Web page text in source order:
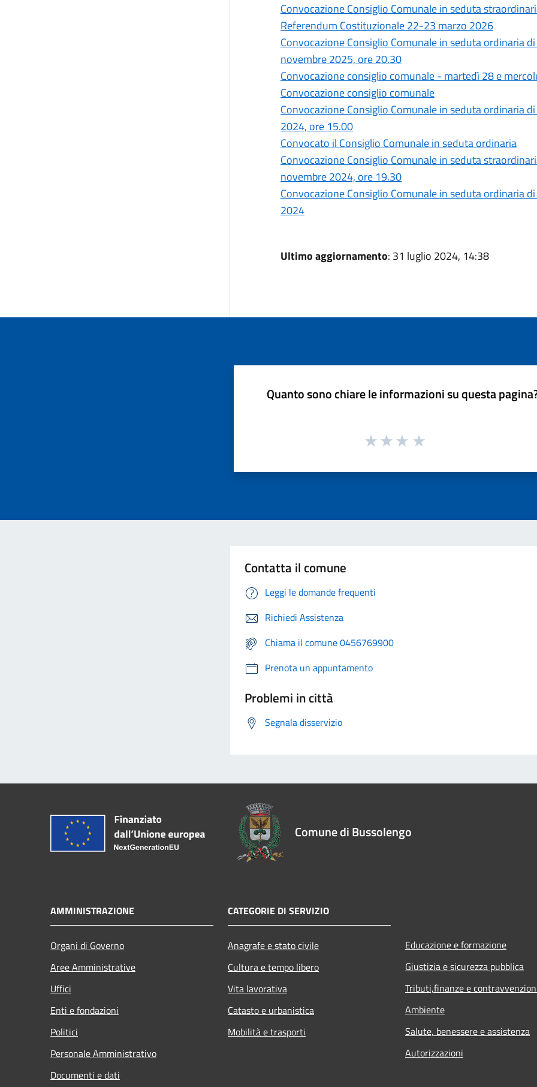
Convocazione Consiglio Comunale in seduta
Referendum Costituzionale 22-23 marzo 2026
Convocazione Consiglio Comunale in seduta ordinaria
novembre 2025, ore 20.30
Convocazione consiglio comunale - martedì 28 e
Convocazione consiglio comunale
Convocazione Consiglio Comunale in seduta ordinaria
2024, ore 15.00
Convocato il Consiglio Comunale in seduta ordinaria
Convocazione Consiglio Comunale in seduta
novembre 2024, ore 19.30
Convocazione Consiglio Comunale in seduta ordinaria
2024
Ultimo aggiornamento: 31 luglio 2024, 14:38
Quanto sono chiare le informazioni su questa
Contatta il comune
Leggi le domande frequenti
Richiedi Assistenza
Chiama il comune 0456769900
Prenota un appuntamento
Problemi in città
Segnala disservizio
Comune di Bussolengo
AMMINISTRAZIONE
Organi di Governo
Aree Amministrative
Uffici
Enti e fondazioni
Politici
Personale Amministrativo
Documenti e dati
CATEGORIE DI SERVIZIO
Anagrafe e stato civile
Cultura e tempo libero
Vita lavorativa
Catasto e urbanistica
Mobilità e trasporti
Educazione e formazione
Giustizia e sicurezza pubblica
Tributi,finanze e
Ambiente
Salute, benessere e assistenza
Autorizzazioni